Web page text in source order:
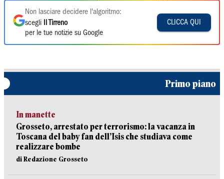
Non lasciare decidere l'algoritmo:
scegli
Il Tirreno
per le tue notizie su Google
CLICCA QUI
Primo piano
In manette
Grosseto, arrestato per terrorismo: la vacanza in
Toscana del baby fan dell’Isis che studiava come
realizzare bombe
di Redazione Grosseto